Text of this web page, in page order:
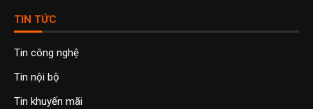
TIN TỨC
Tin công nghệ
Tin nội bộ
Tin khuyến mãi